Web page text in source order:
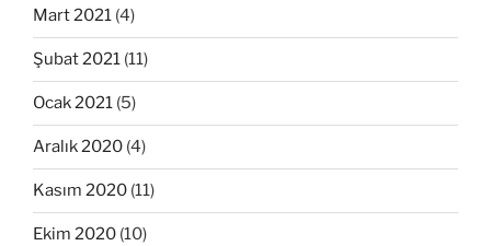
Mart 2021 (4)
Şubat 2021 (11)
Ocak 2021 (5)
Aralık 2020 (4)
Kasım 2020 (11)
Ekim 2020 (10)